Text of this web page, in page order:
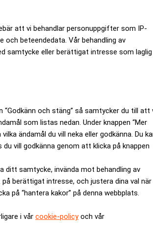
att vi behandlar personuppgifter som IP-
och beteendedata. Vår behandling av
samtycke eller berättigat intresse som laglig
“Godkänn och stäng” så samtycker du till att
som listas nedan. Under knappen “Mer
ändamål du vill neka eller godkänna. Du
du vill godkänna genom att klicka på knappen
ditt samtycke, invända mot behandling av
berättigat intresse, och justera dina val när
på “hantera kakor” på denna webbplats.
i vår cookie-policyoch vår
Inför sista hålet låg Westwood och
18 hål på måndagen.
utgångslägen. Men de räddade
och missade med två decimeter.
bollen rullade i hålet. Nu väntar 18 håls
kvalade in i turneringen och jagar sin
säger Mediate och påpekar att han är
på topp-tio. Bäst blev Robert